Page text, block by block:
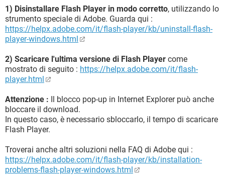
1) Disinstallare Flash Player in modo corretto, utilizzando lo
strumento speciale di Adobe. Guarda qui :
https://helpx.adobe.com/it/flash-player/kb/uninstall-flash-
player-windows.html
2) Scaricare l'ultima versione di Flash Player come
mostrato di seguito : https://helpx.adobe.com/it/flash-
player.html
Attenzione : Il blocco pop-up in Internet Explorer può anche
bloccare il download.
In questo caso, è necessario sbloccarlo, il tempo di scaricare
Flash Player.
Troverai anche altri soluzioni nella FAQ di Adobe qui :
https://helpx.adobe.com/it/flash-player/kb/installation-
problems-flash-player-windows.html